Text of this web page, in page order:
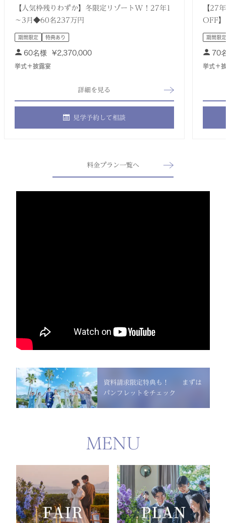
【人気枠残りわずか】冬限定リゾートW！27年1
～3月◆60名237万円
期間限定 特典あり
60名様 ¥2,370,000
挙式＋披露宴
詳細を見る
見学予約して相談
【27
OFF】
期間限定
70
挙式＋
料金プラン一覧へ
資料請求限定特典も！ まずは
パンフレットをチェック
MENU